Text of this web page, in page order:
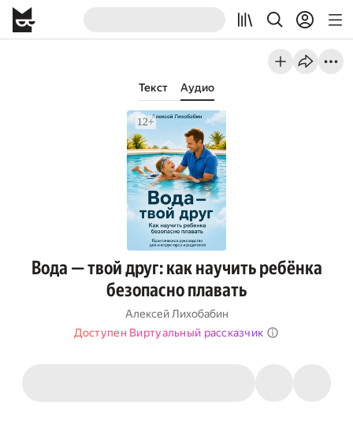
Текст Аудио
Вода — твой друг: как научить ребёнка
безопасно плавать
Алексей Лихобабин
Доступен Виртуальный рассказчик